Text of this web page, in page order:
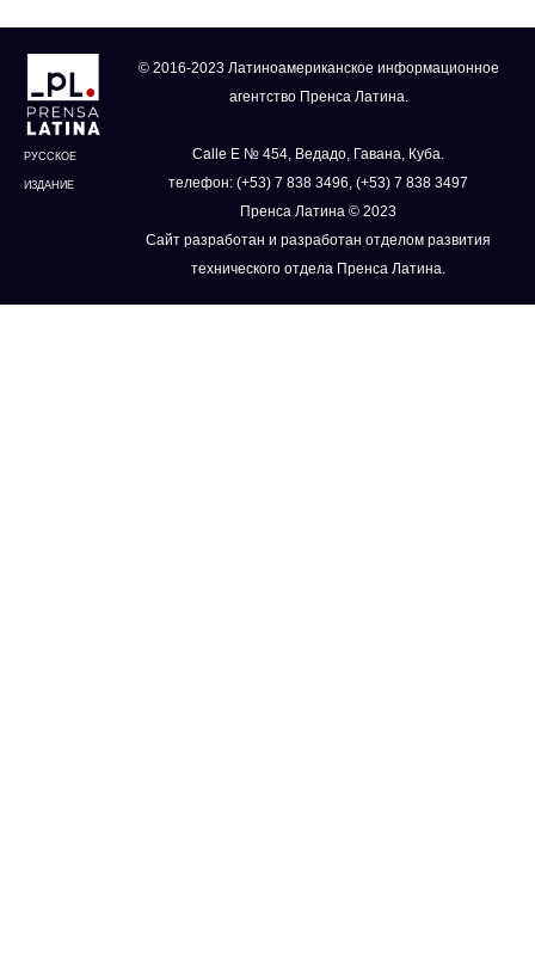
РУССКОЕ
ИЗДАНИЕ
© 2016-2023 Латиноамериканское информационное
агентство Пренса Латина.
Calle E № 454, Ведадо, Гавана, Куба.
телефон: (+53) 7 838 3496, (+53) 7 838 3497
Пренса Латина © 2023
Сайт разработан и разработан отделом развития
технического отдела Пренса Латина.